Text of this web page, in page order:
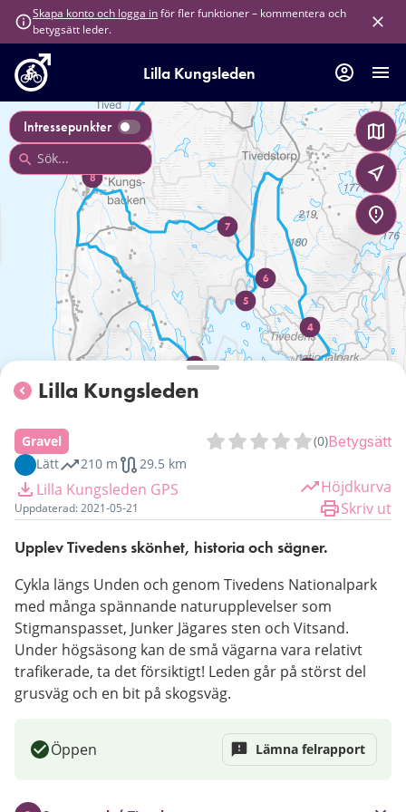
Skapa konto och logga inför fler funktioner – kommentera och
betygsätt leder.
Lilla Kungsleden
Intressepunkter
2
4
5
6
7
8
Lilla Kungsleden
Gravel (0)Betygsätt
Lätt 210 m 29.5 km
Lilla Kungsleden GPS
Uppdaterad:2021-05-21
Höjdkurva
Skriv ut
Upplev Tivedens skönhet, historia och sägner.
Cykla längs Unden och genom Tivedens Nationalpark
med många spännande naturupplevelser som
Stigmanspasset, Junker Jägares sten och Vitsand.
Under högsäsong kan de små vägarna vara relativt
trafikerade, ta det försiktigt! Leden går på störst del
grusväg och en bit på skogsväg.
Öppen Lämna felrapport